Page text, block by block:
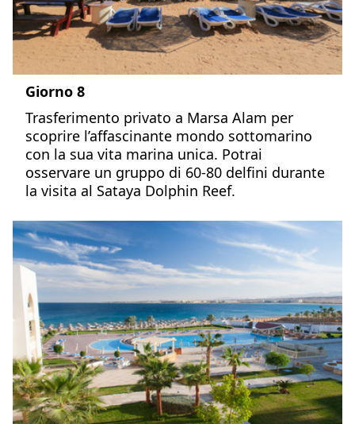
Giorno 8
Trasferimento privato a Marsa Alam per
scoprire l’affascinante mondo sottomarino
con la sua vita marina unica. Potrai
osservare un gruppo di 60-80 delfini durante
la visita al Sataya Dolphin Reef.